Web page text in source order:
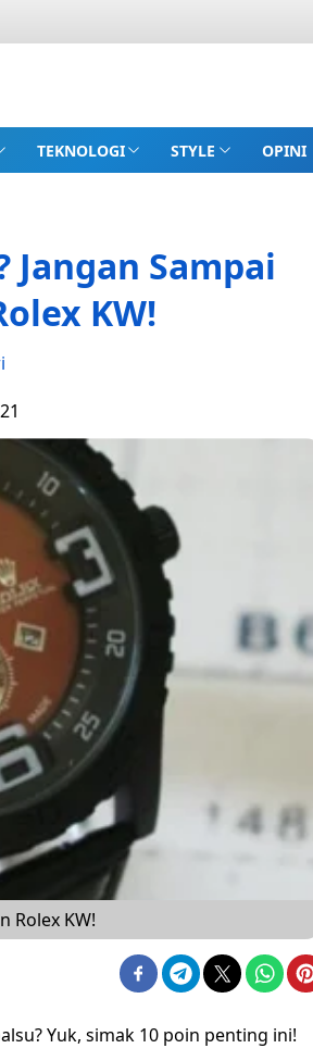
TEKNOLOGI STYLE OPINI
Jangan Sampai
KW!
Rolex KW!
Yuk, simak 10 poin penting ini!